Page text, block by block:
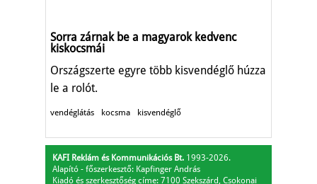
Sorra zárnak be a magyarok kedvenc
kiskocsmái
Országszerte egyre több kisvendéglő húzza
le a rolót.
vendéglátás kocsma kisvendéglő
KAFI Reklám és Kommunikációs Bt. 1993-2026.
Alapító - főszerkesztő: Kapfinger András
Kiadó és szerkesztőség címe: 7100 Szekszárd, Csokonai